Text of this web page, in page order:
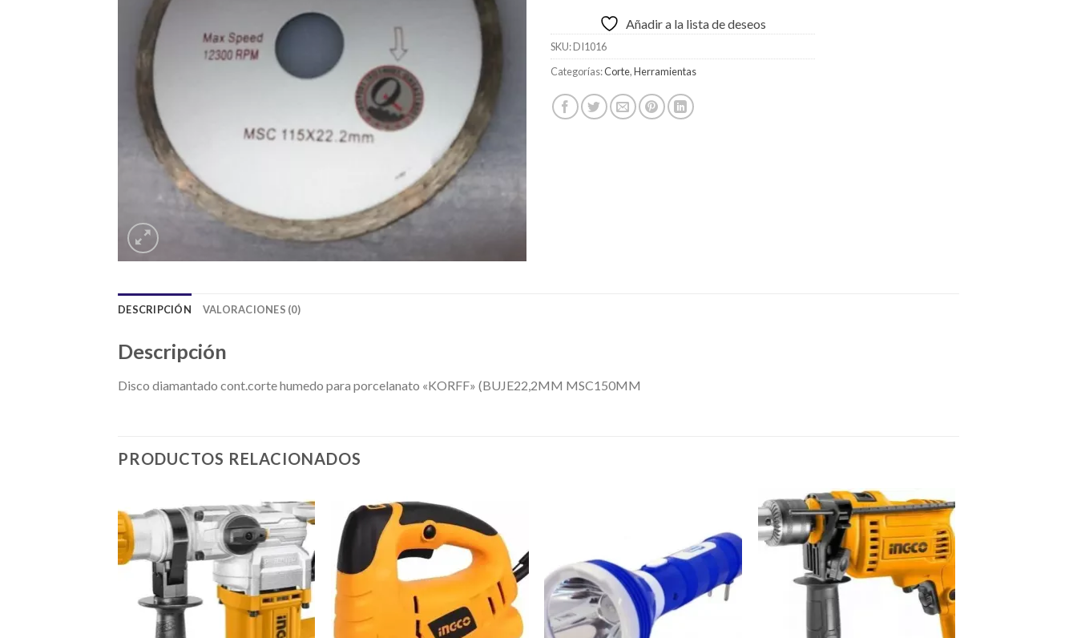
Añadir a la lista de deseos
SKU:DI1016
Categorías:Corte,Herramientas
DESCRIPCIÓN VALORACIONES (0)
Descripción
Disco diamantado cont.corte humedo para porcelanato «KORFF» (BUJE22,2MM MSC150MM
PRODUCTOS RELACIONADOS
Añadir
a la
deseos
Añadir
lista de
deseos
lista de
deseos
Añadir
a la
lista de
deseos